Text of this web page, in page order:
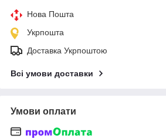
Нова Пошта
Укрпошта
Доставка Укрпоштою
Всі умови доставки
Умови оплати